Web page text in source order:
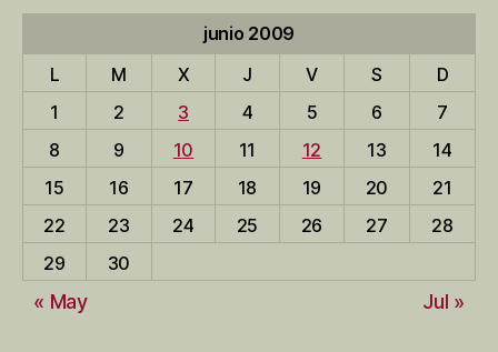
entradas
junio 2009
L
M X J V S
D
1
2 3 4 5 6
7
8
9 10 11 12 13
14
15
16 17 18 19 20
21
22
23 24 25 26 27
28
29
30
« May Jul »